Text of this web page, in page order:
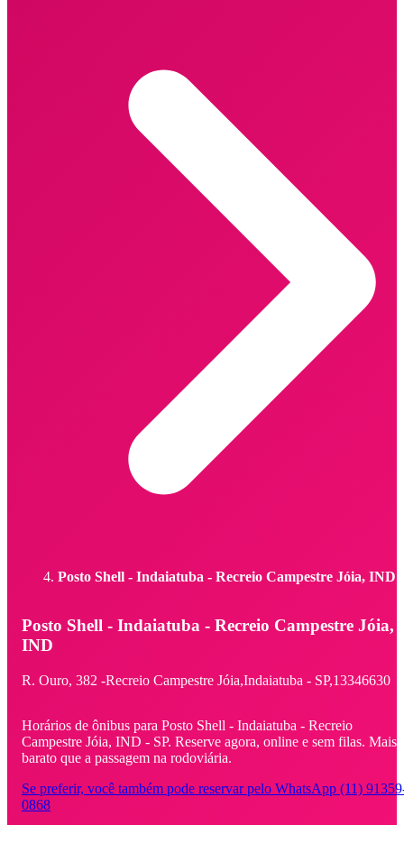
Posto Shell - Indaiatuba - Recreio Campestre Jóia, IND
Posto Shell - Indaiatuba - Recreio Campestre Jóia,
IND
R. Ouro, 382 -Recreio Campestre Jóia,Indaiatuba - SP,13346630
Horários de ônibus para Posto Shell - Indaiatuba - Recreio
Campestre Jóia, IND - SP. Reserve agora, online e sem filas. Mais
barato que a passagem na rodoviária.
Se preferir, você também pode reservar pelo WhatsApp (11)
0868